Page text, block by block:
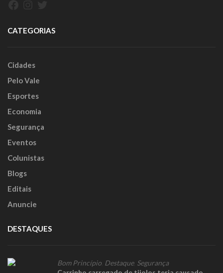
CATEGORIAS
Cidades
Pelo Vale
Esportes
Economia
Segurança
Eventos
Colunistas
Blogs
Editais
Anuncie
DESTAQUES
Bom Princípio Destaque, Segurança